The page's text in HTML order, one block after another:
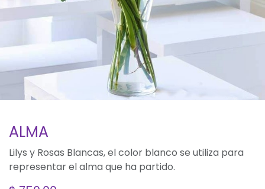
ALMA
Lilys y Rosas Blancas, el color blanco se utiliza para
representar el alma que ha partido.